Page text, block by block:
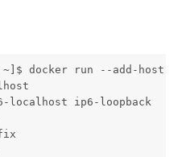
~]$ docker run --add-
localhost
localhost ip6-loopback